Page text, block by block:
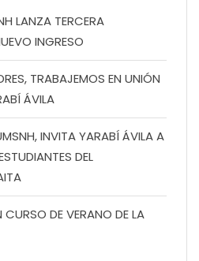
LANZA TERCERA
INGRESO
TRABAJEMOS EN UNIÓN
ÁVILA
INVITA YARABÍ ÁVILA A
DEL
DE VERANO DE LA